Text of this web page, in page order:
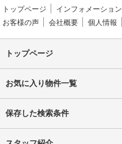
トップページ インフォメーション
お客様の声
会社概要 個人情報
トップページ
お気に入り物件一覧
保存した検索条件